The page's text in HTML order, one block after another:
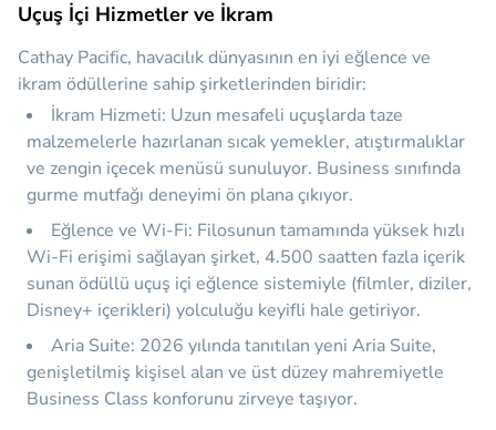
Uçuş İçi Hizmetler ve İkram
Cathay Pacific, havacılık dünyasının en iyi eğlence ve
ikram ödüllerine sahip şirketlerinden biridir:
İkram Hizmeti: Uzun mesafeli uçuşlarda taze
malzemelerle hazırlanan sıcak yemekler, atıştırmalıklar
ve zengin içecek menüsü sunuluyor. Business sınıfında
gurme mutfağı deneyimi ön plana çıkıyor.
Eğlence ve Wi-Fi: Filosunun tamamında yüksek hızlı
Wi-Fi erişimi sağlayan şirket, 4.500 saatten fazla içerik
sunan ödüllü uçuş içi eğlence sistemiyle (filmler, diziler,
Disney+ içerikleri) yolculuğu keyifli hale getiriyor.
Aria Suite: 2026 yılında tanıtılan yeni Aria Suite,
genişletilmiş kişisel alan ve üst düzey mahremiyetle
Business Class konforunu zirveye taşıyor.